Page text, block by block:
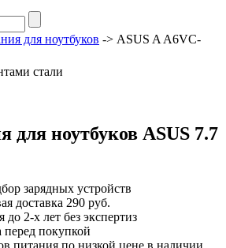
для ноутбуков -> ASUS A A6VC-
стали
для ноутбуков ASUS 7.7
зарядных устройств
доставка 290 руб.
до 2-х лет без экспертиз
перед покупкой